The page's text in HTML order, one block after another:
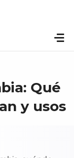
Qué
y usos